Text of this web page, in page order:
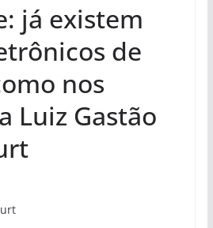
já existem
de
nos
Luiz Gastão